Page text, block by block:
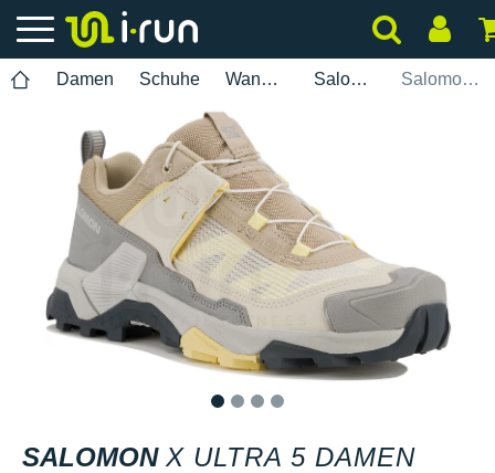
Damen Schuhe Wanderung Salomon Salomon X Ultra 5 Damen
SALOMON X ULTRA 5 DAMEN